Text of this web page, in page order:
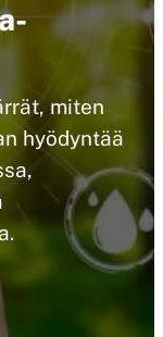
miten
hyödyntää